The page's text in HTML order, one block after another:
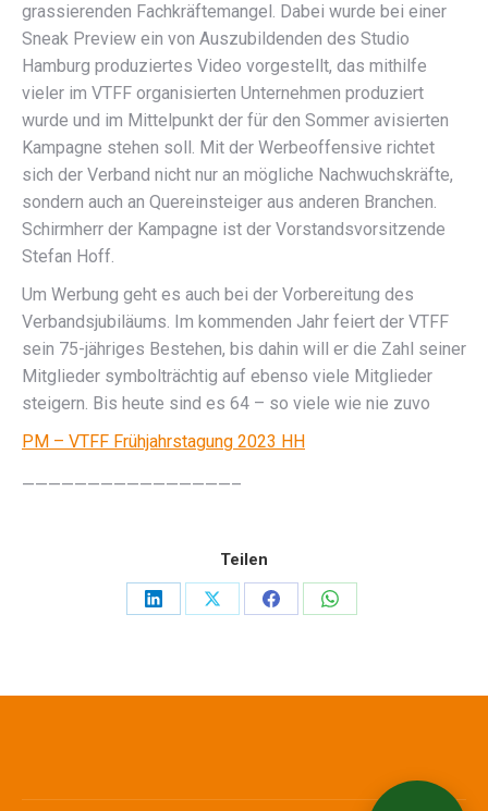
grassierenden Fachkräftemangel. Dabei wurde bei einer
Sneak Preview ein von Auszubildenden des Studio
Hamburg produziertes Video vorgestellt, das mithilfe
vieler im VTFF organisierten Unternehmen produziert
wurde und im Mittelpunkt der für den Sommer avisierten
Kampagne stehen soll. Mit der Werbeoffensive richtet
sich der Verband nicht nur an mögliche Nachwuchskräfte,
sondern auch an Quereinsteiger aus anderen Branchen.
Schirmherr der Kampagne ist der Vorstandsvorsitzende
Stefan Hoff.
Um Werbung geht es auch bei der Vorbereitung des
Verbandsjubiläums. Im kommenden Jahr feiert der VTFF
sein 75-jähriges Bestehen, bis dahin will er die Zahl seiner
Mitglieder symbolträchtig auf ebenso viele Mitglieder
steigern. Bis heute sind es 64 – so viele wie nie zuvo
PM – VTFF Frühjahrstagung 2023 HH
————————————————–
Teilen
Share
Share
Share
Share